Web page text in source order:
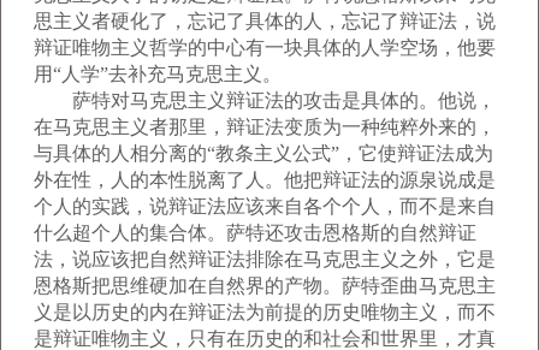
思主义者硬化了，忘记了具体的人，忘记了辩证法，说
辩证唯物主义哲学的中心有一块具体的人学空场，他要
用“人学”去补充马克思主义。
萨特对马克思主义辩证法的攻击是具体的。他说，
在马克思主义者那里，辩证法变质为一种纯粹外来的，
与具体的人相分离的“教条主义公式”，它使辩证法成为
外在性，人的本性脱离了人。他把辩证法的源泉说成是
个人的实践，说辩证法应该来自各个个人，而不是来自
什么超个人的集合体。萨特还攻击恩格斯的自然辩证
法，说应该把自然辩证法排除在马克思主义之外，它是
恩格斯把思维硬加在自然界的产物。萨特歪曲马克思主
义是以历史的内在辩证法为前提的历史唯物主义，而不
是辩证唯物主义，只有在历史的和社会和世界里，才真